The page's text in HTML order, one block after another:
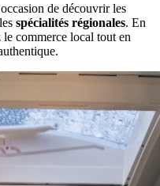
de découvrir les
spécialités régionales. En
commerce local tout en